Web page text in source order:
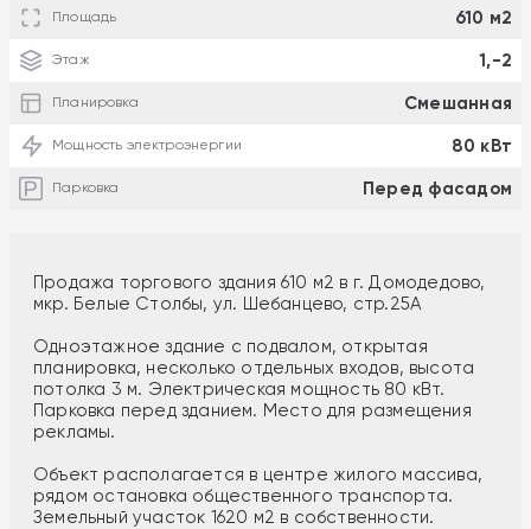
Площадь 610 м2
Этаж 1,-2
Планировка Смешанная
Мощность электроэнергии 80 кВт
Парковка Перед фасадом
Продажа торгового здания 610 м2 в г. Домодедово,
мкр. Белые Столбы, ул. Шебанцево, стр.25А
Одноэтажное здание с подвалом, открытая
планировка, несколько отдельных входов, высота
потолка 3 м. Электрическая мощность 80 кВт.
Парковка перед зданием. Место для размещения
рекламы.
Объект располагается в центре жилого массива,
рядом остановка общественного транспорта.
Земельный участок 1620 м2 в собственности.